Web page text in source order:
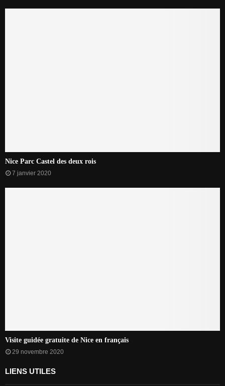
Nice Parc Castel des deux rois
7 janvier 2020
Visite guidée gratuite de Nice en français
29 novembre 2020
LIENS UTILES